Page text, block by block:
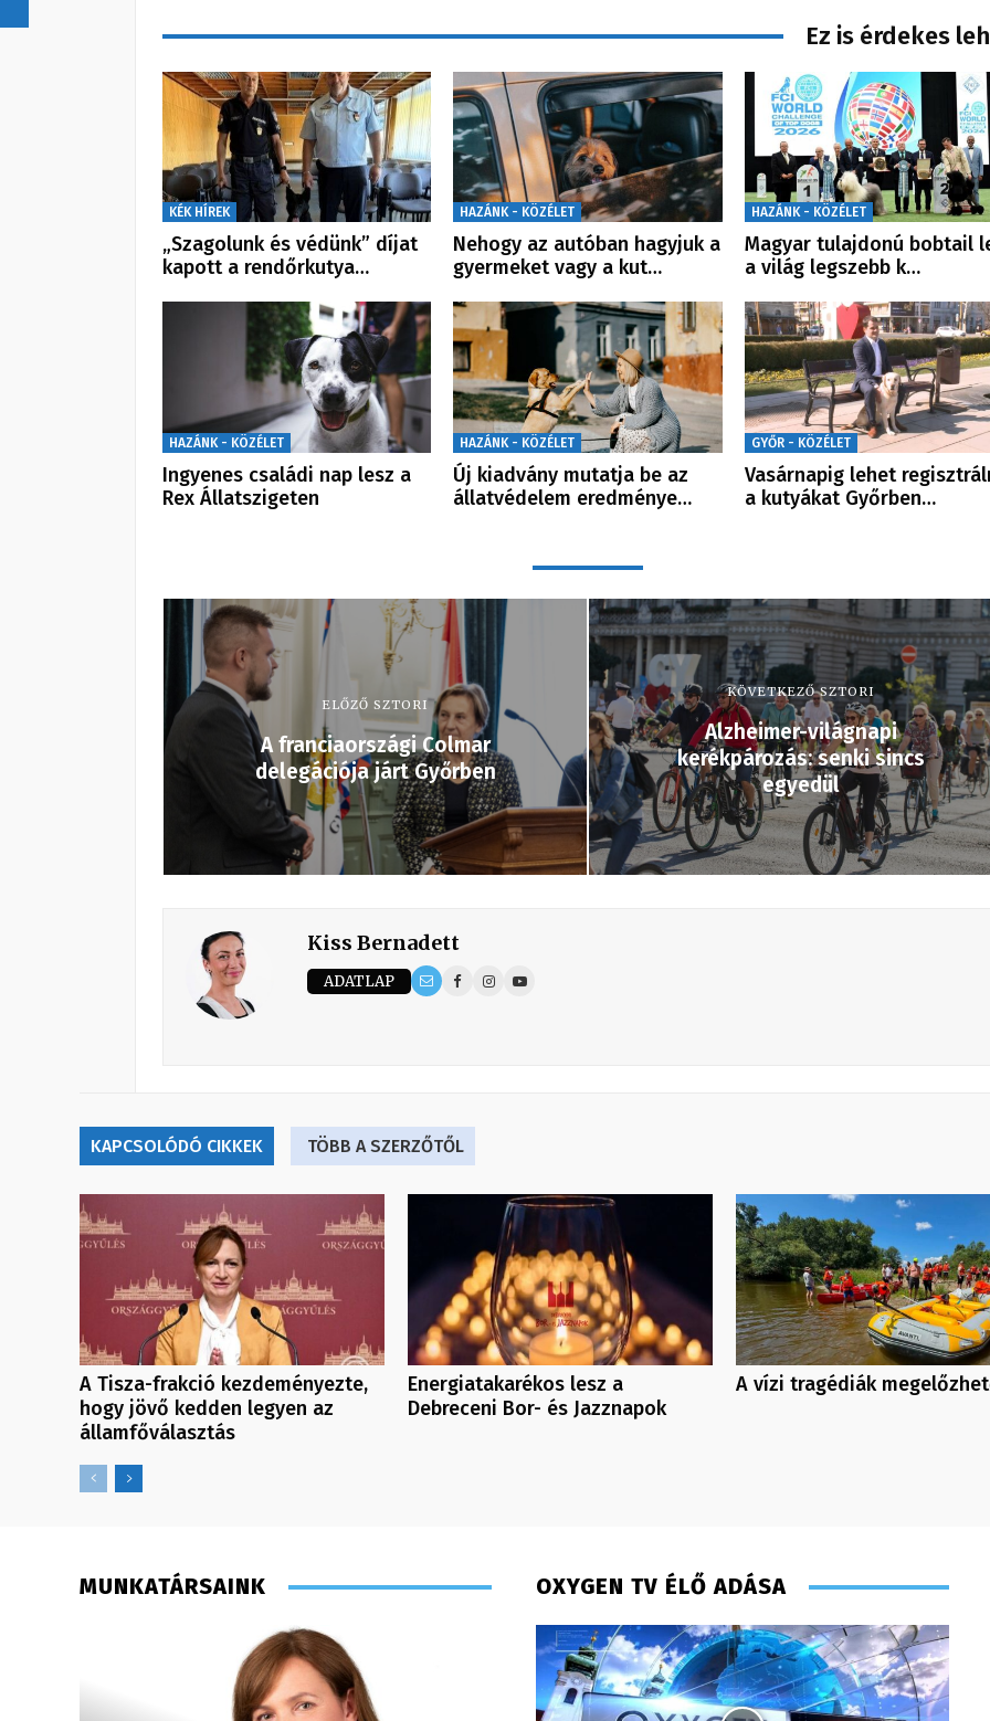
Ez is érdekes
KÉK HÍREK
„Szagolunk és védünk” díjat
kapott a rendőrkutya…
HAZÁNK - KÖZÉLET
Nehogy az autóban hagyjuk a
gyermeket vagy a kut…
HAZÁNK - KÖZÉLET
Magyar tulajdonú bobtail
a világ legszebb k…
HAZÁNK - KÖZÉLET
Ingyenes családi nap lesz a
Rex Állatszigeten
HAZÁNK - KÖZÉLET
Új kiadvány mutatja be az
állatvédelem eredménye…
GYŐR - KÖZÉLET
Vasárnapig lehet
a kutyákat Győrben…
ELŐZŐ SZTORI
A franciaországi Colmar
delegációja járt Győrben
KÖVETKEZŐ SZTORI
Alzheimer-világnapi
kerékpározás: senki sincs
egyedül
Kiss Bernadett
ADATLAP
KAPCSOLÓDÓ CIKKEK TÖBB A SZERZŐTŐL
A Tisza-frakció kezdeményezte,
hogy jövő kedden legyen az
államfőválasztás
Energiatakarékos lesz a
Debreceni Bor- és Jazznapok
A vízi tragédiák
MUNKATÁRSAINK OXYGEN TV ÉLŐ ADÁSA